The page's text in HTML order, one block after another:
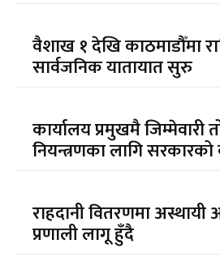
वैशाख १ देखि काठमाडौँमा
सार्वजनिक यातायात सुरु
कार्यालय प्रमुखमै जिम्मेवारी
नियन्त्रणका लागि सरकारको
राहदानी वितरणमा अस्थायी
प्रणाली लागू हुँदै